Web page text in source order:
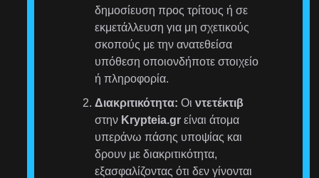
δημοσίευση προς τρίτους ή σε
εκμετάλλευση για μη σχετικούς
σκοπούς με την ανατεθείσα
υπόθεση οποιονδήποτε στοιχείο
ή πληροφορία.
Διακριτικότητα: Οιντετέκτιβ
στην Krypteia.gr είναι άτομα
υπεράνω πάσης υποψίας και
δρουν με διακριτικότητα,
εξασφαλίζοντας ότι δεν γίνονται